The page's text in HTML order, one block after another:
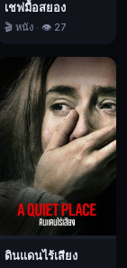
เชฟมื้อสยอง
🎬 หนัง · 👁️ 27
ดินแดนไร้เสียง